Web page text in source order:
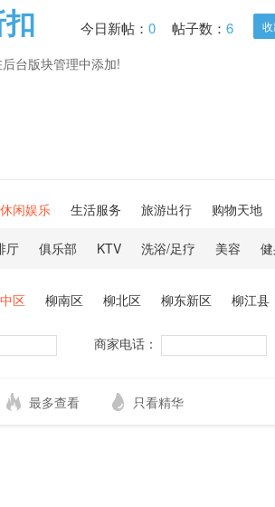
今日新帖： 0 帖子数： 6
台版块管理中添加!
休闲娱乐 生活服务 旅游出行 购物天地
厅 俱乐部 KTV 洗浴/足疗 美容
区 柳南区 柳北区 柳东新区 柳江县
商家电话：
最多查看 只看精华